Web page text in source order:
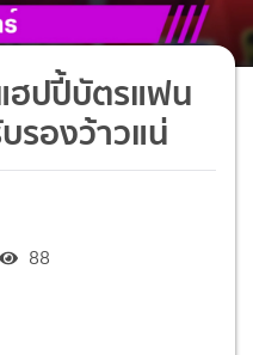
ฮปปี้บัตรแฟน
รองว้าวแน่
88